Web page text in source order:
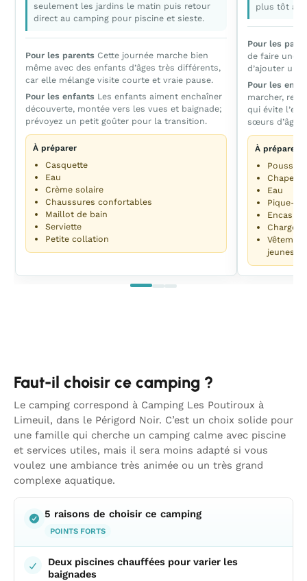
seulement les jardins le matin puis retour
direct au camping pour piscine et sieste.
Pour les parents Cette journée marche bien
même avec des enfants d’âges très différents,
car elle mélange visite courte et vraie pause.
Pour les enfants Les enfants aiment enchaîner
découverte, montée vers les vues et baignade;
prévoyez un petit goûter pour la transition.
À préparer
Casquette
Eau
Crème solaire
Chaussures confortables
Maillot de bain
Serviette
Petite collation
plus tôt au
Pour les
de faire une
d’ajouter une
Pour les
marcher,
qui évite
sœurs
À préparer
Chapeau
Eau
Pique-
Encas
jeunes
Faut-il choisir ce camping ?
Le camping correspond à Camping Les Poutiroux à
Limeuil, dans le Périgord Noir. C’est un choix solide pour
une famille qui cherche un camping calme avec piscine
et services utiles, mais il sera moins adapté si vous
voulez une ambiance très animée ou un très grand
complexe aquatique.
5 raisons de choisir ce camping
POINTS FORTS
Deux piscines chauffées pour varier les
baignades